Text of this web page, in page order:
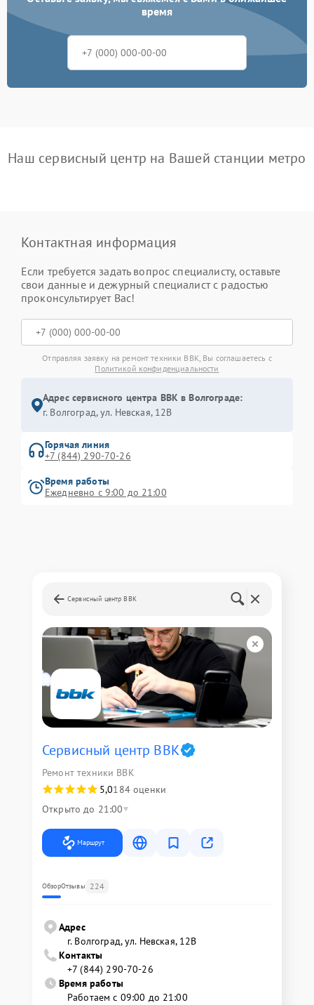
время
Наш сервисный центр на Вашей станции метро
Контактная информация
Если требуется задать вопрос специалисту, оставьте
свои данные и дежурный специалист с радостью
проконсультирует Вас!
Отправляя заявку на ремонт техники BBK, Вы соглашаетесь с
Политикой конфиденциальности
Адрес сервисного центра BBK в Волгограде:
г. Волгоград, ул. Невская, 12В
Горячая линия
+7 (844) 290-70-26
Время работы
Ежедневно с 9:00 до 21:00
Сервисный центр BBK
Сервисный центр BBK
Ремонт техники BBK
5,0184 оценки
Открыто до 21:00
Маршрут
ОбзорОтзывы 224
Адрес
г. Волгоград, ул. Невская, 12В
Контакты
+7 (844) 290-70-26
Время работы
Работаем с 09:00 до 21:00